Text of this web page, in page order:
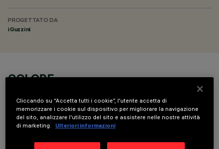
PROGETTATO DA
iGuzzini
COLORE
Cliccando su “Accetta tutti i cookie”, l'utente accetta di
memorizzare i cookie sul dispositivo per migliorare la navigazione
del sito, analizzare l'utilizzo del sito e assistere nelle nostre attività
di marketing.
Ulteriori informazioni